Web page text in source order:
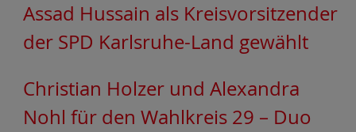
Assad Hussain als Kreisvorsitzender
der SPD Karlsruhe-Land gewählt
Christian Holzer und Alexandra
Nohl für den Wahlkreis 29 – Duo